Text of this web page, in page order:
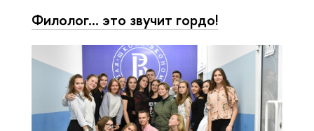
Филолог... это звучит гордо!